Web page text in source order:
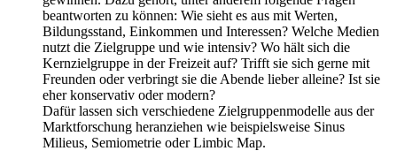
beantworten zu können: Wie sieht es aus mit Werten,
Bildungsstand, Einkommen und Interessen? Welche Medien
nutzt die Zielgruppe und wie intensiv? Wo hält sich die
Kernzielgruppe in der Freizeit auf? Trifft sie sich gerne mit
Freunden oder verbringt sie die Abende lieber alleine? Ist sie
eher konservativ oder modern?
Dafür lassen sich verschiedene Zielgruppenmodelle aus der
Marktforschung heranziehen wie beispielsweise Sinus
Milieus, Semiometrie oder Limbic Map.